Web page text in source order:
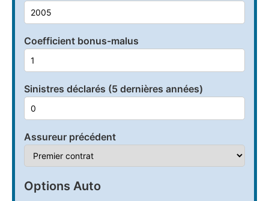
Coefficient bonus-malus
Sinistres déclarés (5 dernières années)
Assureur précédent
Options Auto